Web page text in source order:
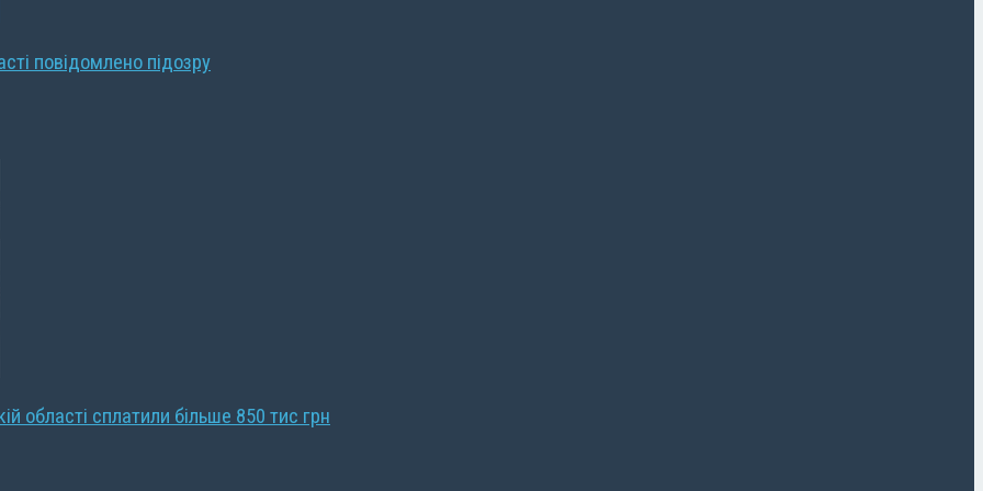
повідомлено підозру
області сплатили більше 850 тис грн